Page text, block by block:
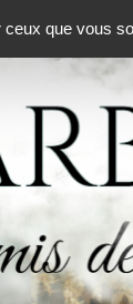
que vous